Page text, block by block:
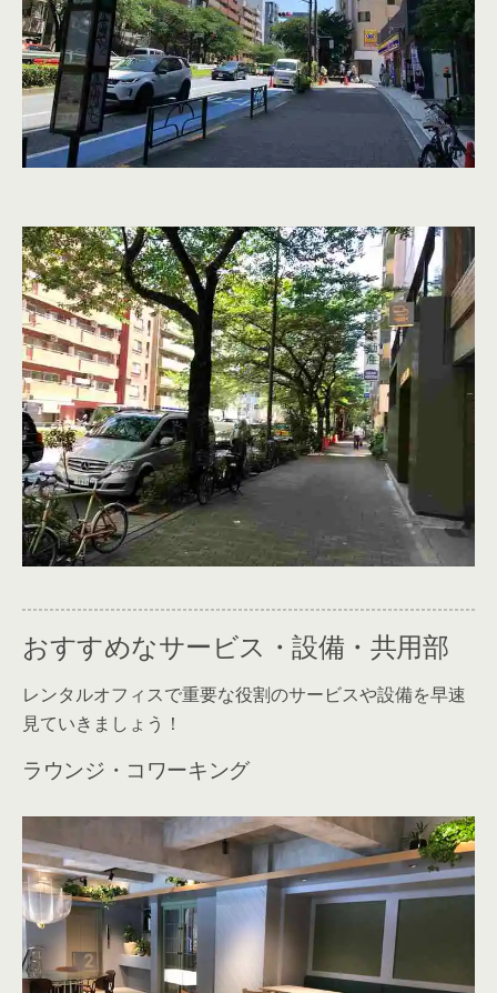
おすすめなサービス・設備・共用部
レンタルオフィスで重要な役割のサービスや設備を早速
見ていきましょう！
ラウンジ・コワーキング